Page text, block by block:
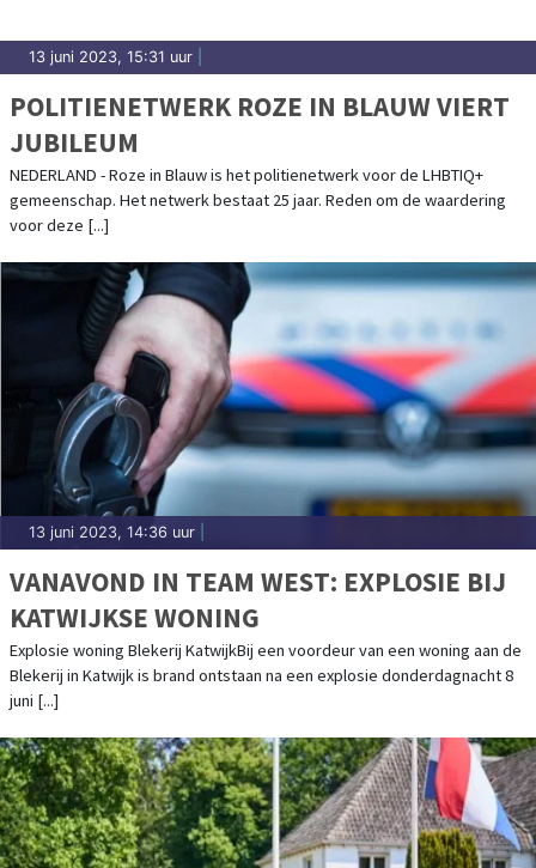
13 juni 2023, 15:31 uur
POLITIENETWERK ROZE IN BLAUW VIERT
JUBILEUM
NEDERLAND - Roze in Blauw is het politienetwerk voor de LHBTIQ+
gemeenschap. Het netwerk bestaat 25 jaar. Reden om de waardering
voor deze [...]
13 juni 2023, 14:36 uur
VANAVOND IN TEAM WEST: EXPLOSIE BIJ
KATWIJKSE WONING
Explosie woning Blekerij KatwijkBij een voordeur van een woning aan de
Blekerij in Katwijk is brand ontstaan na een explosie donderdagnacht 8
juni [...]